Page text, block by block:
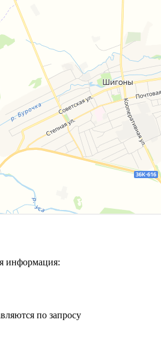
информация:
по запросу